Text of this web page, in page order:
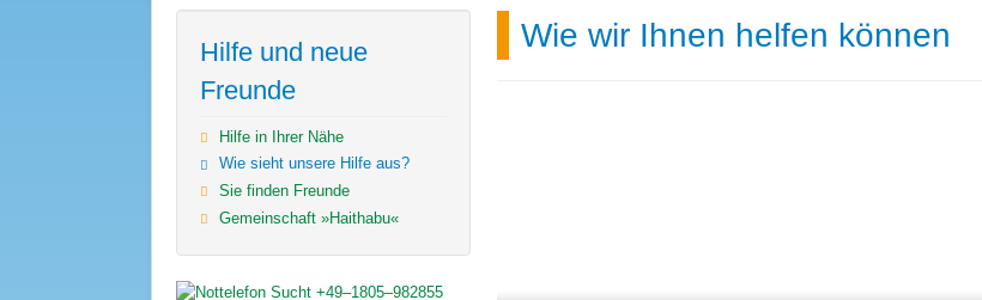
Hilfe und neue
Freunde
Hilfe in Ihrer Nähe
Wie sieht unsere Hilfe aus?
Sie finden Freunde
Gemeinschaft »Haithabu«
Wie wir Ihnen helfen können